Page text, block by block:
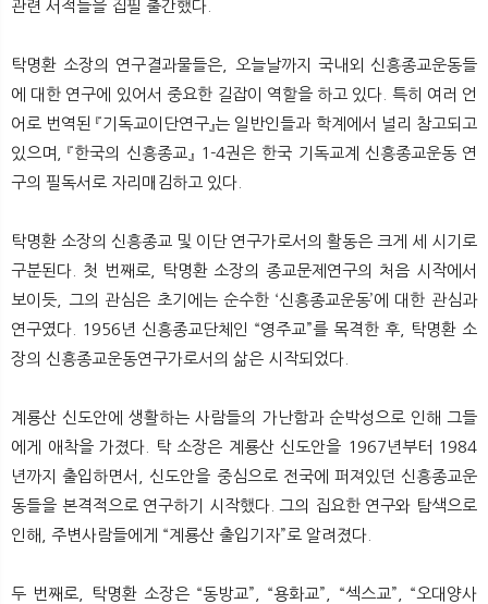
관련 서적들을 집필 출간했다.
탁명환 소장의 연구결과물들은, 오늘날까지 국내외 신흥종교운동들
에 대한 연구에 있어서 중요한 길잡이 역할을 하고 있다. 특히 여러 언
어로 번역된 『기독교이단연구』는 일반인들과 학계에서 널리 참고되고
있으며, 『한국의 신흥종교』 1-4권은 한국 기독교계 신흥종교운동 연
구의 필독서로 자리매김하고 있다.
탁명환 소장의 신흥종교 및 이단 연구가로서의 활동은 크게 세 시기로
구분된다. 첫 번째로, 탁명환 소장의 종교문제연구의 처음 시작에서
보이듯, 그의 관심은 초기에는 순수한 ‘신흥종교운동’에 대한 관심과
연구였다. 1956년 신흥종교단체인 “영주교”를 목격한 후, 탁명환 소
장의 신흥종교운동연구가로서의 삶은 시작되었다.
계룡산 신도안에 생활하는 사람들의 가난함과 순박성으로 인해 그들
에게 애착을 가졌다. 탁 소장은 계룡산 신도안을 1967년부터 1984
년까지 출입하면서, 신도안을 중심으로 전국에 퍼져있던 신흥종교운
동들을 본격적으로 연구하기 시작했다. 그의 집요한 연구와 탐색으로
인해, 주변사람들에게 “계룡산 출입기자”로 알려졌다.
두 번째로, 탁명환 소장은 “동방교”, “용화교”, “섹스교”, “오대양사